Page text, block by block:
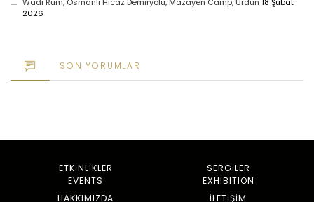
2026
SON YORUMLAR
ETKINLIKLER
EVENTS
SERGİLER
EXHIBITION
HAKKIMIZDA
İLETIŞIM